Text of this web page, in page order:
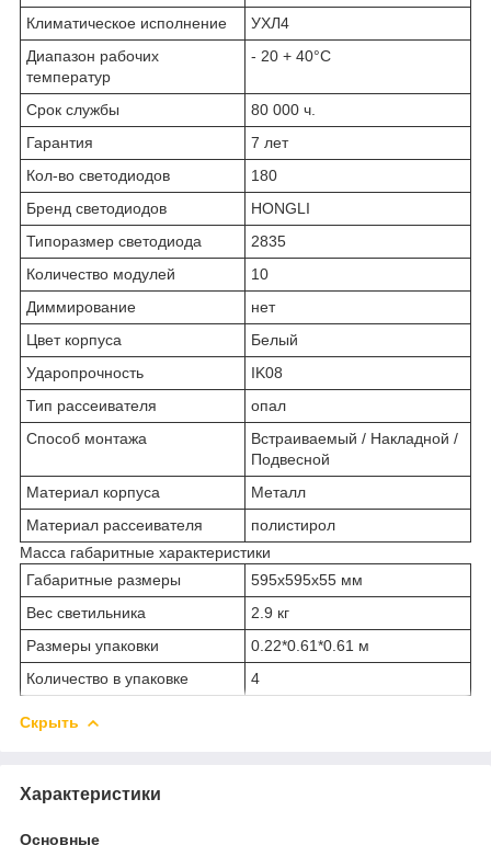
Климатическое исполнение
УХЛ4
Диапазон рабочих
температур
- 20 + 40°C
Срок службы
80 000 ч.
Гарантия
7 лет
Кол-во светодиодов
180
Бренд светодиодов
HONGLI
Типоразмер светодиода
2835
Количество модулей
10
Диммирование
нет
Цвет корпуса
Белый
Ударопрочность
IK08
Тип рассеивателя
опал
Способ монтажа
Встраиваемый / Накладной /
Подвесной
Материал корпуса
Металл
Материал рассеивателя
полистирол
Масса габаритные характеристики
Габаритные размеры
595х595х55 мм
Вес светильника
2.9 кг
Размеры упаковки
0.22*0.61*0.61 м
Количество в упаковке
4
Скрыть
Характеристики
Основные